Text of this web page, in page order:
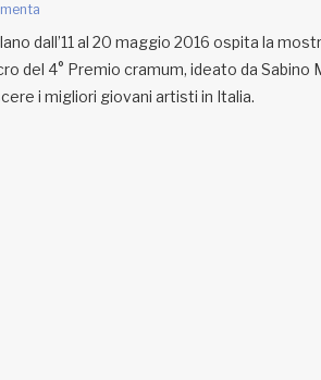
dall’11 al 20 maggio 2016 ospita la
del 4° Premio cramum, ideato da Sabino
i migliori giovani artisti in Italia.